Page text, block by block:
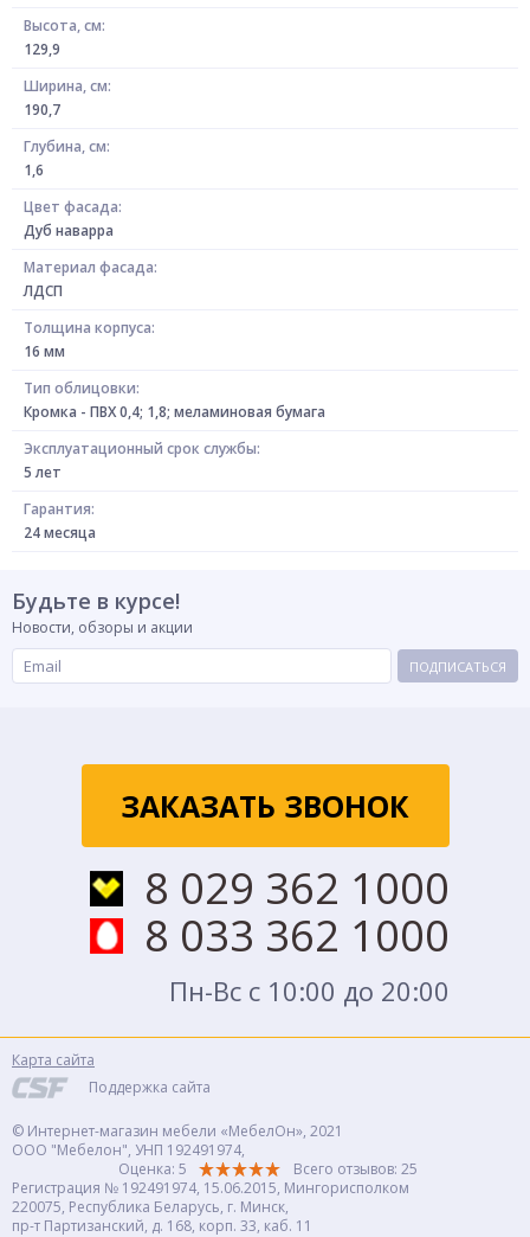
Высота, см:
129,9
Ширина, см:
190,7
Глубина, см:
1,6
Цвет фасада:
Дуб наварра
Материал фасада:
ЛДСП
Толщина корпуса:
16 мм
Тип облицовки:
Кромка - ПВХ 0,4; 1,8; меламиновая бумага
Эксплуатационный срок службы:
5 лет
Гарантия:
24 месяца
Будьте в курсе!
Новости, обзоры и акции
ПОДПИСАТЬСЯ
ЗАКАЗАТЬ ЗВОНОК
8 029 362 1000
8 033 362 1000
Пн-Вс с 10:00 до 20:00
Карта сайта
Поддержка сайта
© Интернет-магазин мебели «МебелОн», 2021
ООО "Мебелон", УНП 192491974,
Оценка: 5
Всего отзывов: 25
Регистрация № 192491974, 15.06.2015, Мингорисполком
220075, Республика Беларусь, г. Минск,
пр-т Партизанский, д. 168, корп. 33, каб. 11